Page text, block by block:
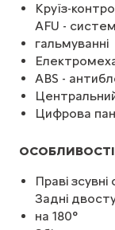
Круїз-
AFU -
гальмуванні
ABS -
Цифрова
ОСОБЛИВОСТІ
Праві
Задні
на 180°